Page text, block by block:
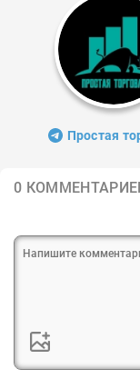
Простая
0